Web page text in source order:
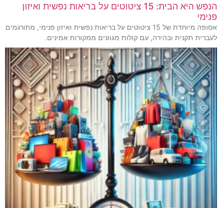
הנפש היא הבית: 15 ציטוטים על בריאות נפשית ואיזון
פנימי
אסופה מיוחדת של 15 ציטוטים על בריאות נפשית ואיזון פנימי, מתורגמים
לעברית תקנית ובהירה, עם קולות מגוונים ממקורות אמינים.